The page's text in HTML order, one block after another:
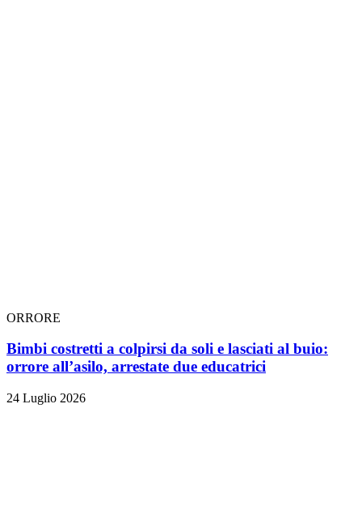
ORRORE
Bimbi costretti a colpirsi da soli e lasciati al buio:
orrore all’asilo, arrestate due educatrici
24 Luglio 2026